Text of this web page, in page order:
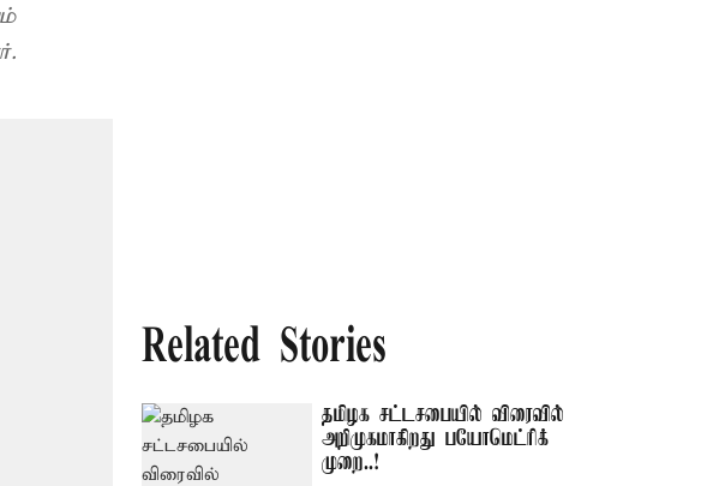
Related Stories
தமிழக சட்டசபையில் விரைவில்
அறிமுகமாகிறது பயோமெட்ரிக்
முறை..!